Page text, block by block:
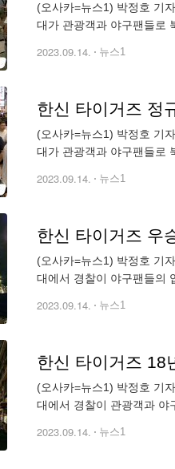
(오사카=뉴스1) 박정호 기
대가 관광객과 야구팬들로
2023.09.14. 뉴스1
한신 타이거즈 정
(오사카=뉴스1) 박정호 기
대가 관광객과 야구팬들로
2023.09.14. 뉴스1
한신 타이거즈 우
(오사카=뉴스1) 박정호 기
대에서 경찰이 야구팬들의
2023.09.14. 뉴스1
한신 타이거즈 18
(오사카=뉴스1) 박정호 기
대에서 경찰이 관광객과 야
2023.09.14. 뉴스1